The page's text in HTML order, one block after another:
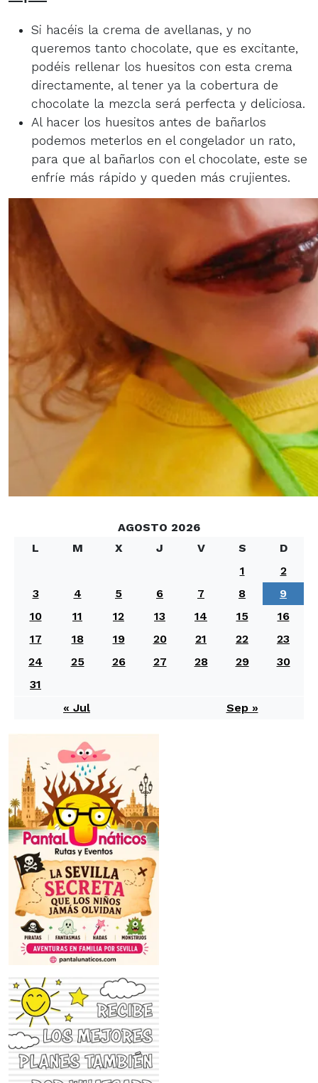
Si hacéis la crema de avellanas, y no
queremos tanto chocolate, que es excitante,
podéis rellenar los huesitos con esta crema
directamente, al tener ya la cobertura de
chocolate la mezcla será perfecta y deliciosa.
Al hacer los huesitos antes de bañarlos
podemos meterlos en el congelador un rato,
para que al bañarlos con el chocolate, este se
enfríe más rápido y queden más crujientes.
AGOSTO 2026
L
M X J V S
D
1
2
3
4 5 6 7 8
9
10
11 12 13 14 15
16
17
18 19 20 21 22
23
24
25 26 27 28 29
30
31
« Jul
Sep »